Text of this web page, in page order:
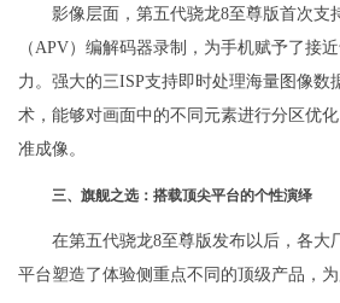
影像层面，第五代骁龙8至尊版首次支
（APV）编解码器录制，为手机赋予了接
力。强大的三ISP支持即时处理海量图像数
术，能够对画面中的不同元素进行分区优
准成像。
三、旗舰之选：搭载顶尖平台的个性演绎
在第五代骁龙8至尊版发布以后，各大
平台塑造了体验侧重点不同的顶级产品，为